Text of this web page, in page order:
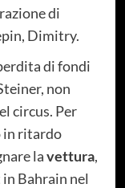
di
Dimitry.
di fondi
non
circus. Per
in ritardo
lavettura,
Bahrain nel